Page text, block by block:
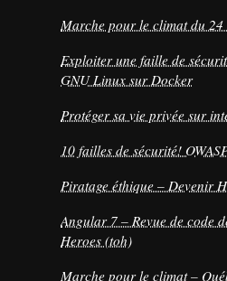
Marche pour le climat du 24
Exploiter une faille de
GNU Linux sur Docker
Protéger sa vie privée sur
10 failles de sécurité!
Piratage éthique – Devenir
Angular 7 – Revue de code
Heroes (toh)
Marche pour le climat –